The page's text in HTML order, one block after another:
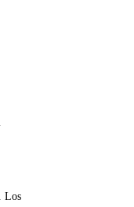
Los